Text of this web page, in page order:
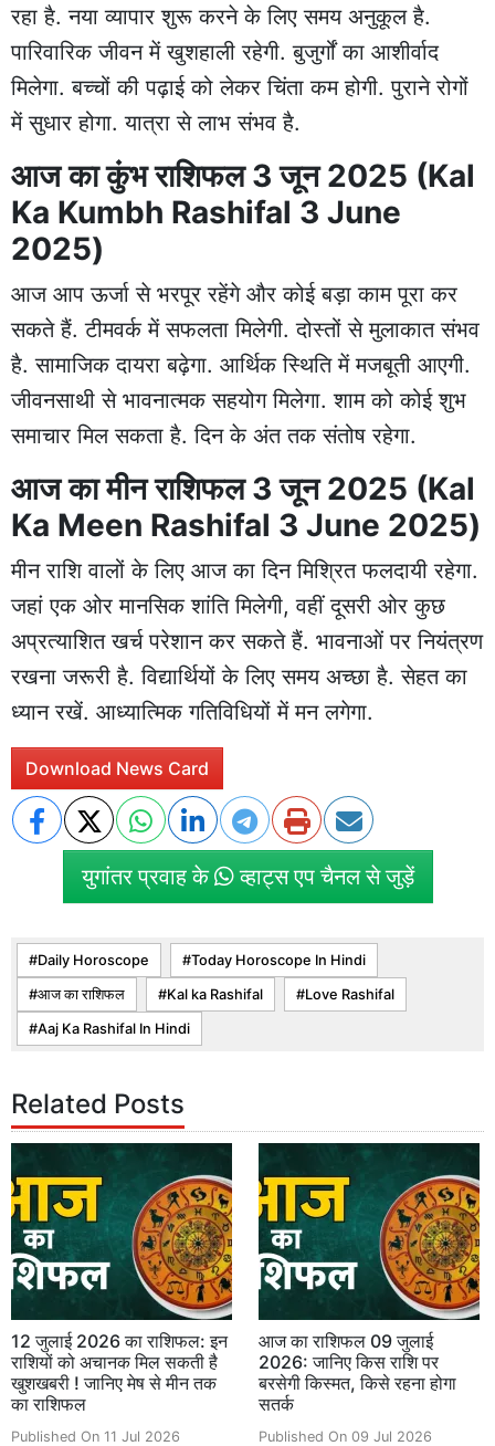
रहा है. नया व्यापार शुरू करने के लिए समय अनुकूल है.
पारिवारिक जीवन में खुशहाली रहेगी. बुजुर्गों का आशीर्वाद
मिलेगा. बच्चों की पढ़ाई को लेकर चिंता कम होगी. पुराने रोगों
में सुधार होगा. यात्रा से लाभ संभव है.
आज का कुंभ राशिफल 3 जून 2025 (Kal
Ka Kumbh Rashifal 3 June
2025)
आज आप ऊर्जा से भरपूर रहेंगे और कोई बड़ा काम पूरा कर
सकते हैं. टीमवर्क में सफलता मिलेगी. दोस्तों से मुलाकात संभव
है. सामाजिक दायरा बढ़ेगा. आर्थिक स्थिति में मजबूती आएगी.
जीवनसाथी से भावनात्मक सहयोग मिलेगा. शाम को कोई शुभ
समाचार मिल सकता है. दिन के अंत तक संतोष रहेगा.
आज का मीन राशिफल 3 जून 2025 (Kal
Ka Meen Rashifal 3 June 2025)
मीन राशि वालों के लिए आज का दिन मिश्रित फलदायी रहेगा.
जहां एक ओर मानसिक शांति मिलेगी, वहीं दूसरी ओर कुछ
अप्रत्याशित खर्च परेशान कर सकते हैं. भावनाओं पर नियंत्रण
रखना जरूरी है. विद्यार्थियों के लिए समय अच्छा है. सेहत का
ध्यान रखें. आध्यात्मिक गतिविधियों में मन लगेगा.
Download News Card
युगांतर प्रवाह के व्हाट्स एप चैनल से जुड़ें
Daily Horoscope Today Horoscope In Hindi
आज का राशिफल Kal ka Rashifal Love Rashifal
Aaj Ka Rashifal In Hindi
Related Posts
12 जुलाई 2026 का राशिफल: इन
राशियों को अचानक मिल सकती है
खुशखबरी ! जानिए मेष से मीन तक
का राशिफल
Published On 11 Jul 2026
आज का राशिफल 09 जुलाई
2026: जानिए किस राशि पर
बरसेगी किस्मत, किसे रहना होगा
सतर्क
Published On 09 Jul 2026